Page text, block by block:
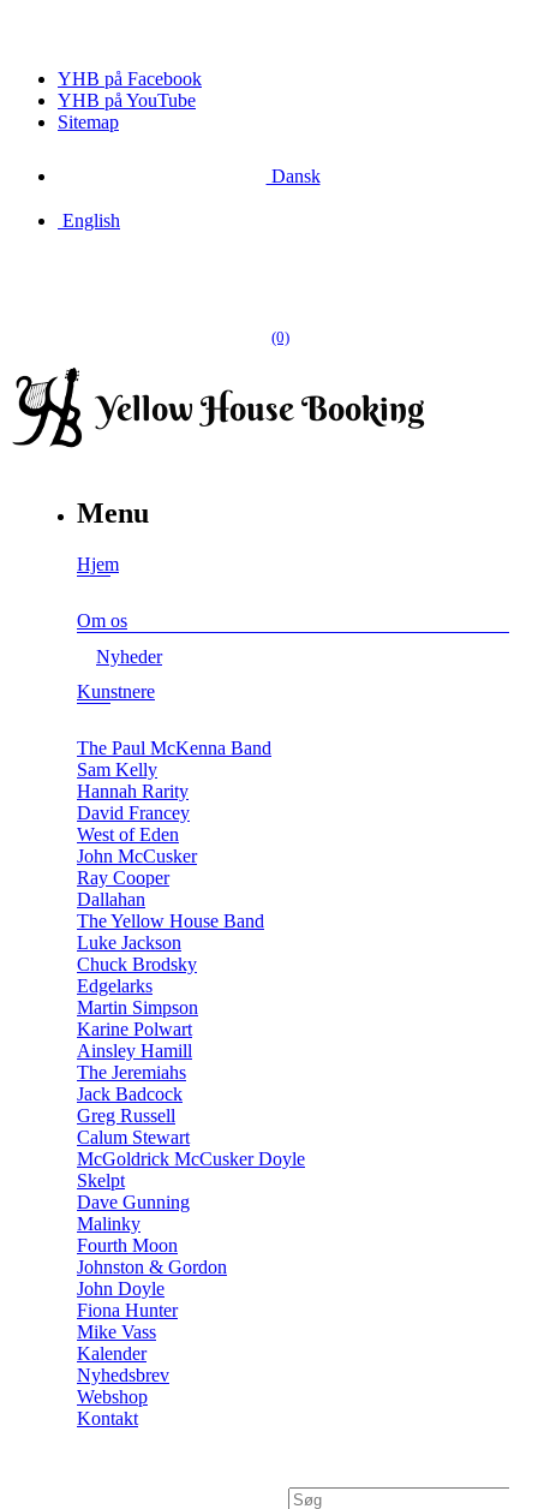
YHB på Facebook
YHB på YouTube
Sitemap
Dansk
English
(0)
Menu
Hjem
Om os
Nyheder
Kunstnere
The Paul McKenna Band
Sam Kelly
Hannah Rarity
David Francey
West of Eden
John McCusker
Ray Cooper
Dallahan
The Yellow House Band
Luke Jackson
Chuck Brodsky
Edgelarks
Martin Simpson
Karine Polwart
Ainsley Hamill
The Jeremiahs
Jack Badcock
Greg Russell
Calum Stewart
McGoldrick McCusker Doyle
Skelpt
Dave Gunning
Malinky
Fourth Moon
Johnston & Gordon
John Doyle
Fiona Hunter
Mike Vass
Kalender
Nyhedsbrev
Webshop
Kontakt